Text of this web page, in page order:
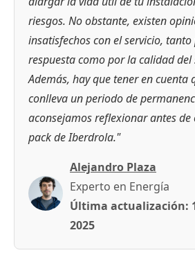
riesgos. No obstante, existen
insatisfechos con el servicio,
respuesta como por la calidad del
Además, hay que tener en cuenta
conlleva un periodo de
aconsejamos reflexionar antes
pack de Iberdrola."
Alejandro Plaza
Experto en Energía
Última actualización:
2025